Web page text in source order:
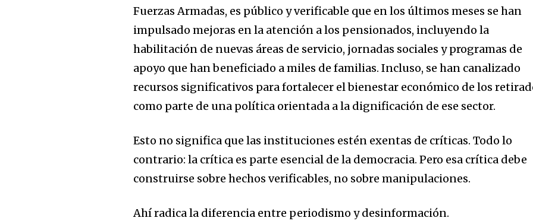
Fuerzas Armadas, es público y verificable que en los últimos meses se han
impulsado mejoras en la atención a los pensionados, incluyendo la
habilitación de nuevas áreas de servicio, jornadas sociales y programas de
apoyo que han beneficiado a miles de familias. Incluso, se han canalizado
recursos significativos para fortalecer el bienestar económico de los
como parte de una política orientada a la dignificación de ese sector.
Esto no significa que las instituciones estén exentas de críticas. Todo lo
contrario: la crítica es parte esencial de la democracia. Pero esa crítica debe
construirse sobre hechos verificables, no sobre manipulaciones.
Ahí radica la diferencia entre periodismo y desinformación.